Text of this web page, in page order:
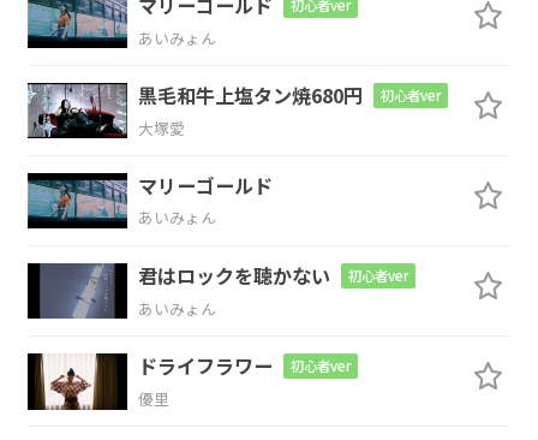
憂
Em7
う空を 染める 光にな
Em7 Cmaj7
Cmaj7 D
初心者ver
あいみょん
黒毛和牛上塩タン焼680円 初心者ver
大塚愛
マリーゴールド
あいみょん
君はロックを聴かない 初心者ver
あいみょん
ドライフラワー 初心者ver
優里